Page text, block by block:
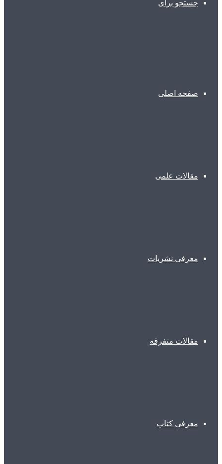
جستجو برای
صفحه اصلی
مقالات علمی
معرفی نشریات
مقالات متفرقه
معرفی کتاب